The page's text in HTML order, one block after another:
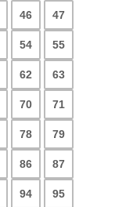
46 47
54 55
62 63
70 71
78 79
86 87
94 95